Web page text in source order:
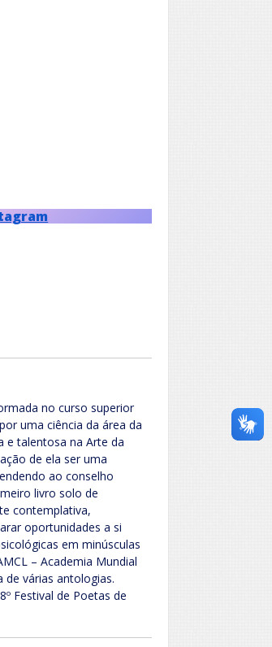
no curso superior
uma ciência da área da
e talentosa na Arte da
de ela ser uma
ao conselho
livro solo de
contemplativa,
oportunidades a si
em minúsculas
– Academia Mundial
de várias antologias.
Festival de Poetas de